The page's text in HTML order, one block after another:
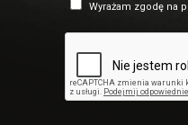
Wyrażam zgodę na